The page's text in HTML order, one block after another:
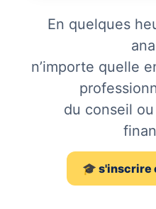
En quelques
n’importe quelle
du conseil
🎓 s'inscrire